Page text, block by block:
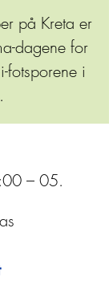
på Kreta er
dagene for
i
– 05.